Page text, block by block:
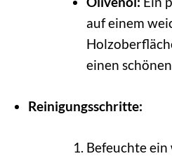
auf einem
einen
Reinigungsschritte:
Befeuchte ein